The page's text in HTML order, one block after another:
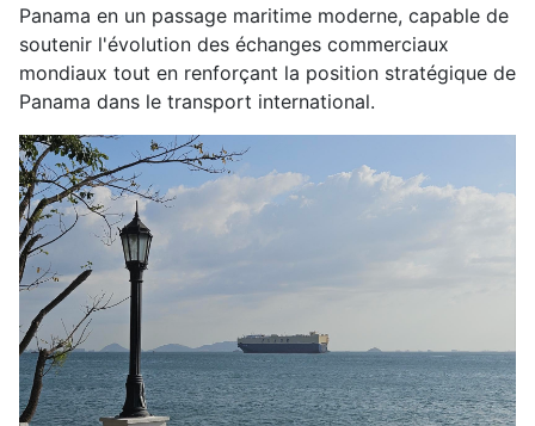
Panama en un passage maritime moderne, capable de
soutenir l'évolution des échanges commerciaux
mondiaux tout en renforçant la position stratégique de
Panama dans le transport international.